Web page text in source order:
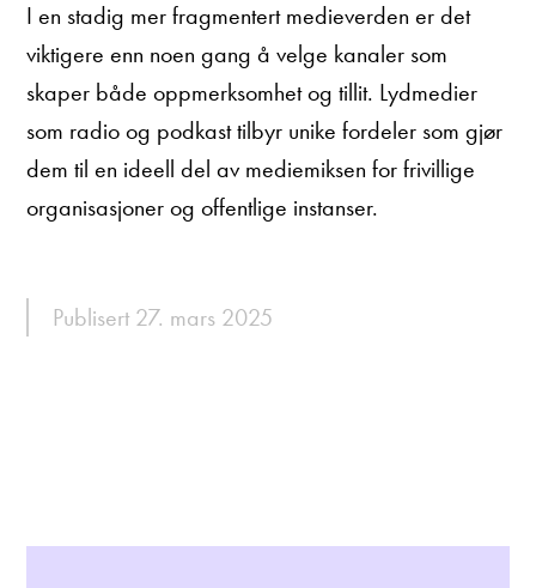
I en stadig mer fragmentert medieverden er det
viktigere enn noen gang å velge kanaler som
skaper både oppmerksomhet og tillit. Lydmedier
som radio og podkast tilbyr unike fordeler som gjør
dem til en ideell del av mediemiksen for frivillige
organisasjoner og offentlige instanser.
Publisert 27. mars 2025